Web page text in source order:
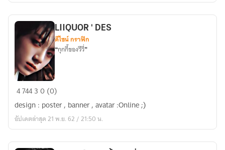
LIIQUOR
DES
LIIQUOR ' DES
ดีไซน์ กราฟิก
❝กุกกี้ของวีวี่❞
474430 (0)
design : poster , banner , avatar :Online ;)
อัปเดตล่าสุด 21 พ.ย. 62 / 21:50 น.